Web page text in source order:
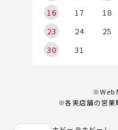
16
17 18
23
24 25
30
31
※Web
※各実店舗の営業